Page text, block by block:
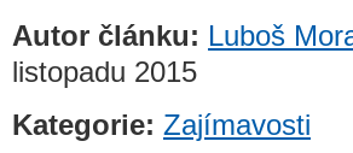
Autor článku: Luboš
listopadu 2015
Kategorie: Zajímavosti